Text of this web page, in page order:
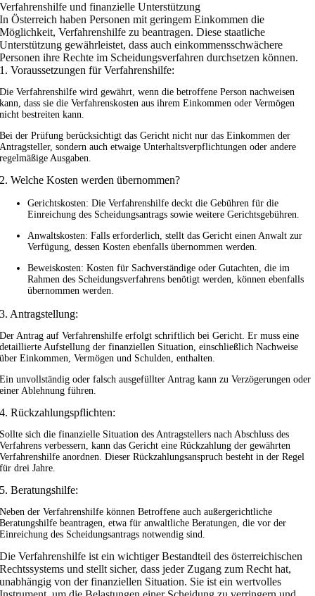
Verfahrenshilfe und finanzielle Unterstützung
In Österreich haben Personen mit geringem Einkommen die
Möglichkeit, Verfahrenshilfe zu beantragen. Diese staatliche
Unterstützung gewährleistet, dass auch einkommensschwächere
Personen ihre Rechte im Scheidungsverfahren durchsetzen können.
1. Voraussetzungen für Verfahrenshilfe:
Die Verfahrenshilfe wird gewährt, wenn die betroffene Person nachweisen
kann, dass sie die Verfahrenskosten aus ihrem Einkommen oder Vermögen
nicht bestreiten kann.
Bei der Prüfung berücksichtigt das Gericht nicht nur das Einkommen der
Antragsteller, sondern auch etwaige Unterhaltsverpflichtungen oder andere
regelmäßige Ausgaben.
2. Welche Kosten werden übernommen?
Gerichtskosten: Die Verfahrenshilfe deckt die Gebühren für die
Einreichung des Scheidungsantrags sowie weitere Gerichtsgebühren.
Anwaltskosten: Falls erforderlich, stellt das Gericht einen Anwalt zur
Verfügung, dessen Kosten ebenfalls übernommen werden.
Beweiskosten: Kosten für Sachverständige oder Gutachten, die im
Rahmen des Scheidungsverfahrens benötigt werden, können ebenfalls
übernommen werden.
3. Antragstellung:
Der Antrag auf Verfahrenshilfe erfolgt schriftlich bei Gericht. Er muss eine
detaillierte Aufstellung der finanziellen Situation, einschließlich Nachweise
über Einkommen, Vermögen und Schulden, enthalten.
Ein unvollständig oder falsch ausgefüllter Antrag kann zu Verzögerungen oder
einer Ablehnung führen.
4. Rückzahlungspflichten:
Sollte sich die finanzielle Situation des Antragstellers nach Abschluss des
Verfahrens verbessern, kann das Gericht eine Rückzahlung der gewährten
Verfahrenshilfe anordnen. Dieser Rückzahlungsanspruch besteht in der Regel
für drei Jahre.
5. Beratungshilfe:
Neben der Verfahrenshilfe können Betroffene auch außergerichtliche
Beratungshilfe beantragen, etwa für anwaltliche Beratungen, die vor der
Einreichung des Scheidungsantrags notwendig sind.
Die Verfahrenshilfe ist ein wichtiger Bestandteil des österreichischen
Rechtssystems und stellt sicher, dass jeder Zugang zum Recht hat,
unabhängig von der finanziellen Situation. Sie ist ein wertvolles